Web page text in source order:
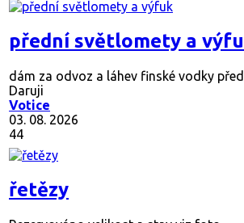
přední světlomety a
dám za odvoz a láhev finské vodky
Daruji
Votice
03. 08. 2026
44
řetězy